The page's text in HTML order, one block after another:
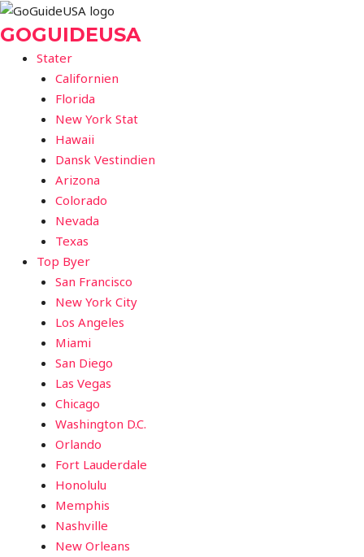
Gå
til
GOGUIDEUSA
Stater
Californien
Florida
New York Stat
Hawaii
Dansk Vestindien
Arizona
Colorado
Nevada
Texas
Top Byer
San Francisco
New York City
Los Angeles
Miami
San Diego
Las Vegas
Chicago
Washington D.C.
Orlando
Fort Lauderdale
Honolulu
Memphis
Nashville
New Orleans